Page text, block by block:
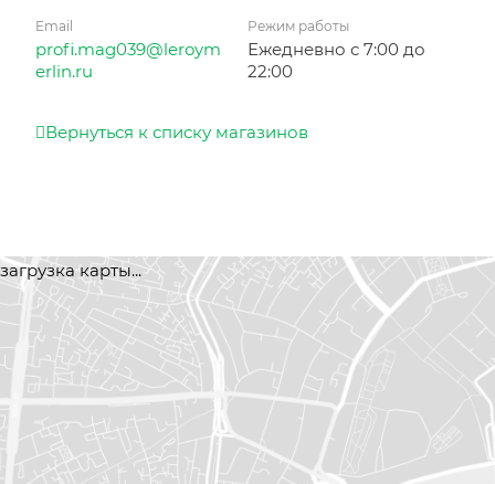
Email
profi.mag039@leroym
erlin.ru
Режим работы
Ежедневно с 7:00 до
22:00
Вернуться к списку магазинов
загрузка карты...